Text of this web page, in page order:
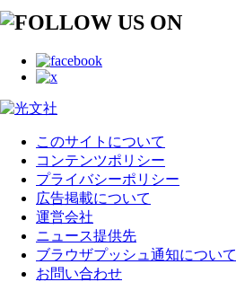
このサイトについて
コンテンツポリシー
プライバシーポリシー
広告掲載について
運営会社
ニュース提供先
ブラウザプッシュ通知について
お問い合わせ